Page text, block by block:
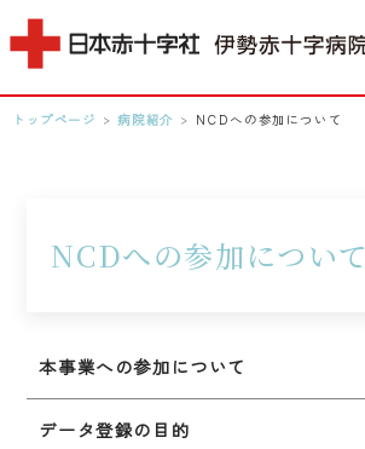
MENU
0596-28-2171
トップページ >病院紹介 > NCDへの参加について
NCDへの参加について
本事業への参加について
データ登録の目的